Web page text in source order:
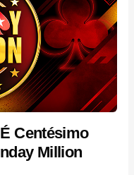
Centésimo
Million